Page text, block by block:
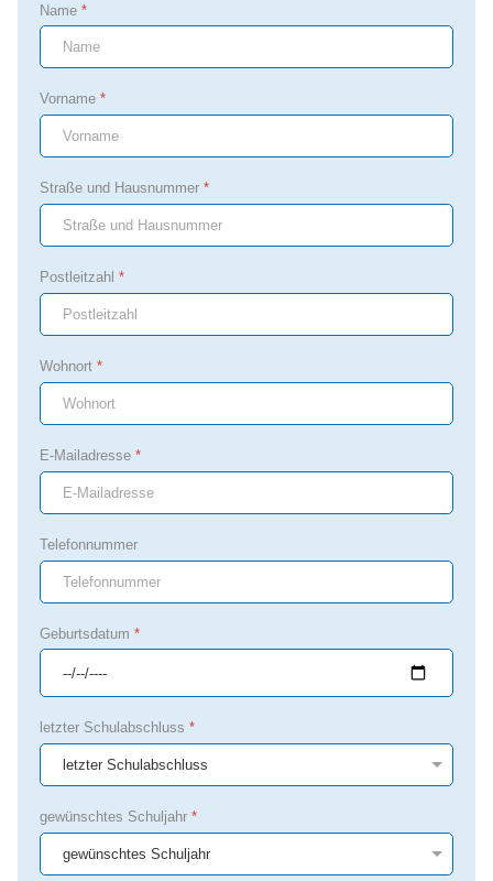
Name*
Vorname*
Straße und Hausnummer*
Postleitzahl*
Wohnort*
E-Mailadresse*
Telefonnummer
Geburtsdatum*
letzter Schulabschluss*
gewünschtes Schuljahr*